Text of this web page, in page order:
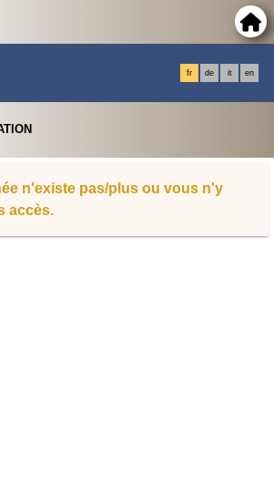
fr de it en
n'existe pas/plus ou vous n'y
accès.